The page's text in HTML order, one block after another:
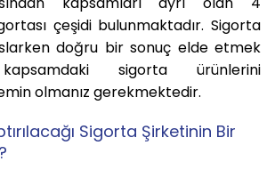
çeşidi bulunmaktadır. Sigorta
doğru bir sonuç elde etmek
sigorta ürünlerini
emin olmanız gerekmektedir.
Sigorta Şirketinin Bir